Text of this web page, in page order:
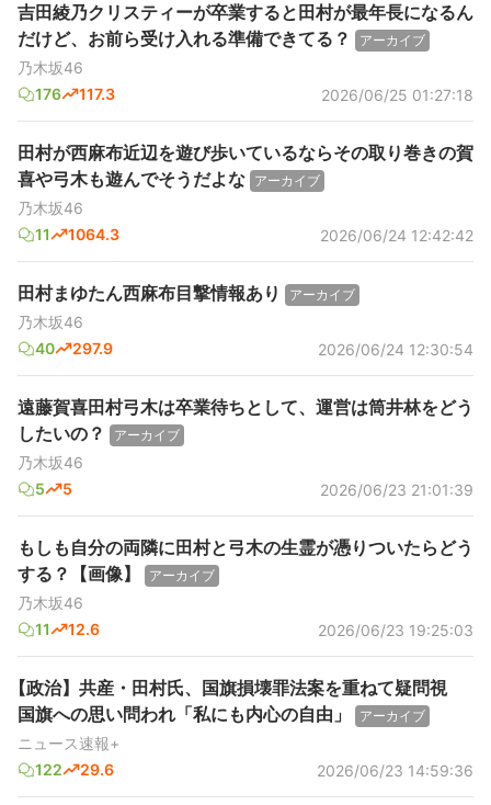
吉田綾乃クリスティーが卒業すると田村が最年長になるん
だけど、お前ら受け入れる準備できてる？
アーカイブ
乃木坂46
176
117.3 2026/06/25 01:27:18
田村が西麻布近辺を遊び歩いているならその取り巻きの賀
喜や弓木も遊んでそうだよな アーカイブ
乃木坂46
11
1064.3 2026/06/24 12:42:42
田村まゆたん西麻布目撃情報あり アーカイブ
乃木坂46
40
297.9 2026/06/24 12:30:54
遠藤賀喜田村弓木は卒業待ちとして、運営は筒井林をどう
したいの？
アーカイブ
乃木坂46
5
5 2026/06/23 21:01:39
もしも自分の両隣に田村と弓木の生霊が憑りついたらどう
する？【画像】
アーカイブ
乃木坂46
11
12.6 2026/06/23 19:25:03
【政治】共産・田村氏、国旗損壊罪法案を重ねて疑問視
国旗への思い問われ「私にも内心の自由」
アーカイブ
ニュース速報+
122
29.6 2026/06/23 14:59:36